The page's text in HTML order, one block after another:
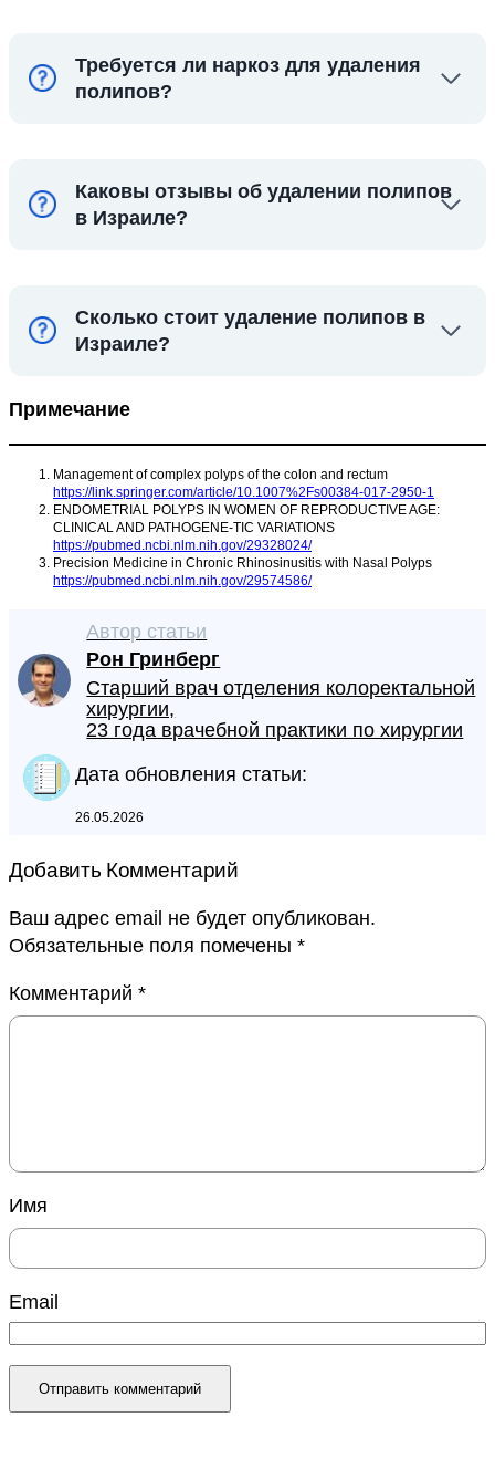
Требуется ли наркоз для удаления
полипов?
Каковы отзывы об удалении полипов
в Израиле?
Сколько стоит удаление полипов в
Израиле?
Примечание
Management of complex polyps of the colon and rectum
https://link.springer.com/article/10.1007%2Fs00384-017-2950-1
ENDOMETRIAL POLYPS IN WOMEN OF REPRODUCTIVE AGE:
CLINICAL AND PATHOGENE-TIC VARIATIONS
https://pubmed.ncbi.nlm.nih.gov/29328024/
Precision Medicine in Chronic Rhinosinusitis with Nasal Polyps
https://pubmed.ncbi.nlm.nih.gov/29574586/
Автор статьи
Рон Гринберг
Старший врач отделения колоректальной
хирургии,
23 года врачебной практики по хирургии
Дата обновления статьи:
26.05.2026
Добавить Комментарий
Ваш адрес email не будет опубликован.
Обязательные поля помечены *
Комментарий *
Имя
Email